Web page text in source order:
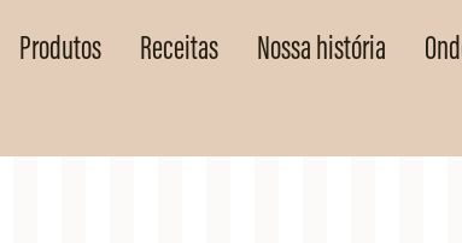
Produtos Receitas Nossa história